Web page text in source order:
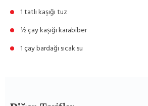
1 tatlı kaşığı tuz
½ çay kaşığı karabiber
1 çay bardağı sıcak su